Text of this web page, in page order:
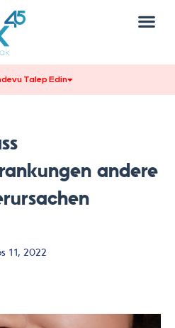
Talep Edin
andere
11, 2022